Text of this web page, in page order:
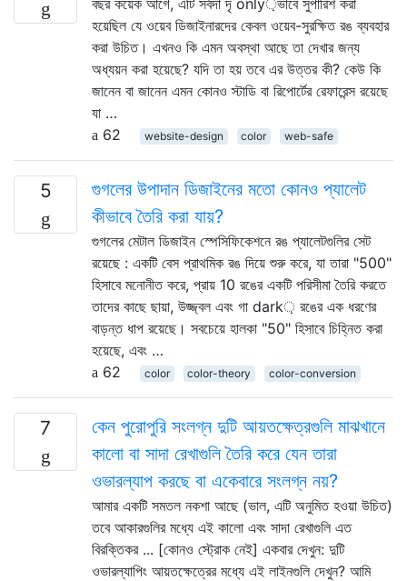
হয়েছিল যে ওয়েব ডিজাইনারদের কেবল ওয়েব-সুরক্ষিত রঙ ব্যবহার
করা উচিত। এখনও কি এমন অবস্থা আছে তা দেখার জন্য
অধ্যয়ন করা হয়েছে? যদি তা হয় তবে এর উত্তর কী? কেউ কি
জানেন বা জানেন এমন কোনও স্টাডি বা রিপোর্টের রেফারেন্স রয়েছে
যা …
62
website-design color web-safe
5
গুগলের উপাদান ডিজাইনের মতো কোনও প্যালেট
কীভাবে তৈরি করা যায়?
গুগলের মেটাল ডিজাইন স্পেসিফিকেশনে রঙ প্যালেটগুলির সেট
রয়েছে : একটি বেস প্রাথমিক রঙ দিয়ে শুরু করে, যা তারা "500"
হিসাবে মনোনীত করে, প্রায় 10 রঙের একটি পরিসীমা তৈরি করতে
তাদের কাছে ছায়া, উজ্জ্বল এবং গা dark় রঙের এক ধরণের
বাড়ন্ত ধাপ রয়েছে। সবচেয়ে হালকা "50" হিসাবে চিহ্নিত করা
হয়েছে, এবং …
62
color color-theory color-conversion
7
কেন পুরোপুরি সংলগ্ন দুটি আয়তক্ষেত্রগুলি মাঝখানে
কালো বা সাদা রেখাগুলি তৈরি করে যেন তারা
ওভারল্যাপ করছে বা একেবারে সংলগ্ন নয়?
আমার একটি সমতল নকশা আছে (ভাল, এটি অনুমিত হওয়া উচিত)
তবে আকারগুলির মধ্যে এই কালো এবং সাদা রেখাগুলি এত
বিরক্তিকর ... [কোনও স্ট্রোক নেই] একবার দেখুন: দুটি
ওভারল্যাপিং আয়তক্ষেত্রের মধ্যে এই লাইনগুলি দেখুন? আমি